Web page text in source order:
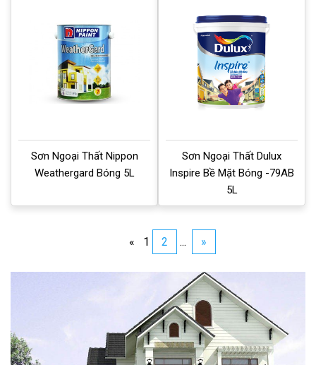
Sơn Ngoại Thất Nippon
Weathergard Bóng 5L
Sơn Ngoại Thất Dulux
Inspire Bề Mặt Bóng -79AB
5L
« 1 2 ... »